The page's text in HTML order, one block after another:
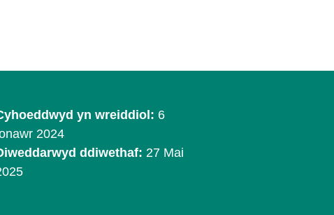
yn wreiddiol: 6
2024
ddiwethaf: 27 Mai